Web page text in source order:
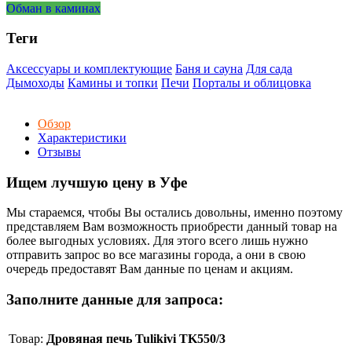
Обман в каминах
Теги
Аксессуары и комплектующие Баня и сауна Для сада
Дымоходы Камины и топки Печи Порталы и облицовка
Обзор
Характеристики
Отзывы
Ищем лучшую цену в Уфе
Мы стараемся, чтобы Вы остались довольны, именно поэтому
представляем Вам возможность приобрести данный товар на
более выгодных условиях. Для этого всего лишь нужно
отправить запрос во все магазины города, а они в свою
очередь предоставят Вам данные по ценам и акциям.
Заполните данные для запроса:
Товар: Дровяная печь Tulikivi TK550/3